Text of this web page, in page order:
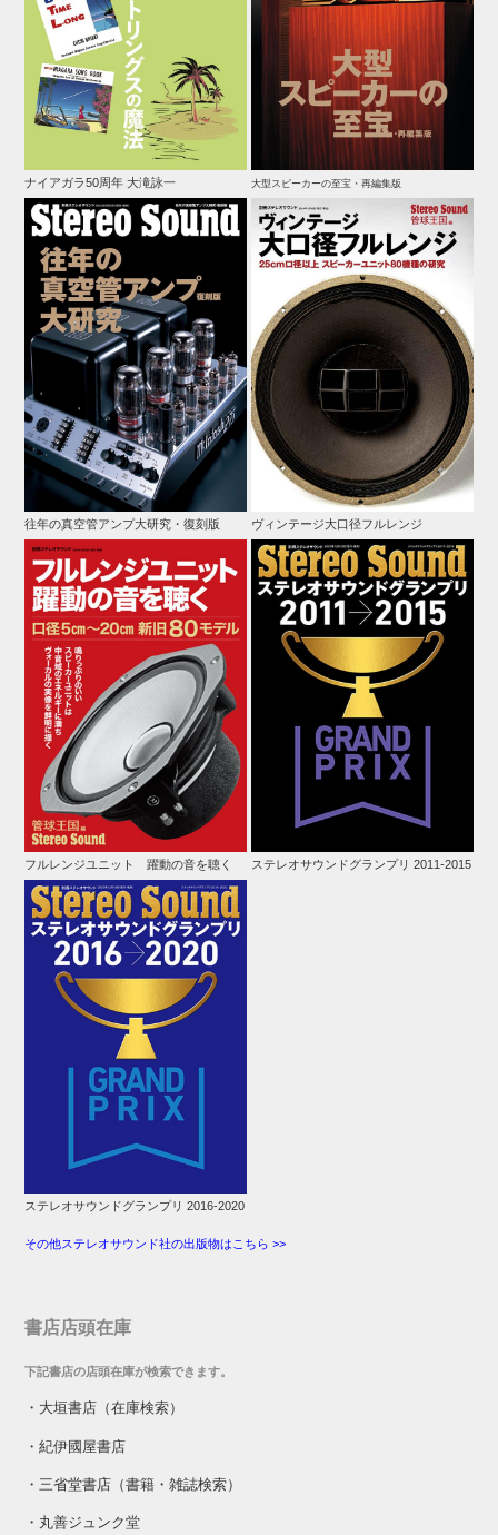
ナイアガラ50周年 大滝詠一 大型スピーカーの至宝・再編集版
往年の真空管アンプ大研究・復刻版 ヴィンテージ大口径フルレンジ
フルレンジユニット 躍動の音を聴く ステレオサウンドグランプリ 2011-2015
ステレオサウンドグランプリ 2016-2020
その他ステレオサウンド社の出版物はこちら >>
書店店頭在庫
下記書店の店頭在庫が検索できます。
・ 大垣書店（在庫検索）
・紀伊國屋書店
・ 三省堂書店（書籍・雑誌検索）
・ 丸善ジュンク堂